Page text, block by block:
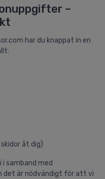
–
har du knappat in en
åt dig)
samband med
det är nödvändigt för att vi